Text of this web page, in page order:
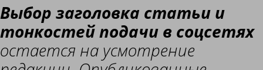
Выбор заголовка статьи и
тонкостей подачи в соцсетях
остается на усмотрение